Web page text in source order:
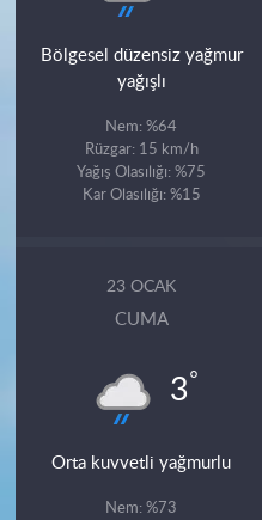
Bölgesel düzensiz yağmur
yağışlı
Nem: %64
Rüzgar: 15 km/h
Yağış Olasılığı: %75
Kar Olasılığı: %15
23 OCAK
CUMA
3°
Orta kuvvetli yağmurlu
Nem: %73